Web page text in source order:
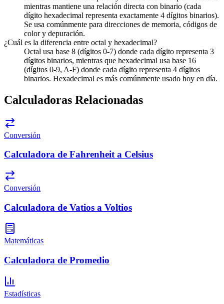
mientras mantiene una relación directa con binario (cada
dígito hexadecimal representa exactamente 4 dígitos binarios).
Se usa comúnmente para direcciones de memoria, códigos de
color y depuración.
¿Cuál es la diferencia entre octal y hexadecimal?
Octal usa base 8 (dígitos 0-7) donde cada dígito representa 3
dígitos binarios, mientras que hexadecimal usa base 16
(dígitos 0-9, A-F) donde cada dígito representa 4 dígitos
binarios. Hexadecimal es más comúnmente usado hoy en día.
Calculadoras Relacionadas
Conversión
Calculadora de Fahrenheit a Celsius
Conversión
Calculadora de Vatios a Voltios
Matemáticas
Calculadora de Promedio
Estadísticas